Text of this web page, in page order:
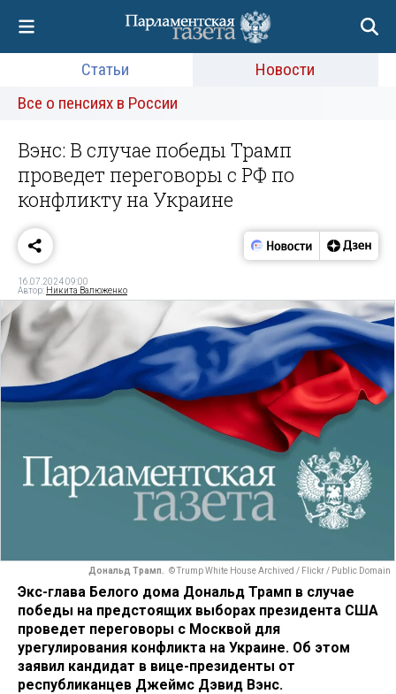
Статьи
Новости
Все о пенсиях в России
Вэнс: В случае победы Трамп
проведет переговоры с РФ по
конфликту на Украине
16.07.2024 09:00
Автор: Никита Валюженко
Дональд Трамп. © Trump White House Archived / Flickr / Public Domain
Экс-глава Белого дома Дональд Трамп в случае
победы на предстоящих выборах президента США
проведет переговоры с Москвой для
урегулирования конфликта на Украине. Об этом
заявил кандидат в вице-президенты от
республиканцев Джеймс Дэвид Вэнс.